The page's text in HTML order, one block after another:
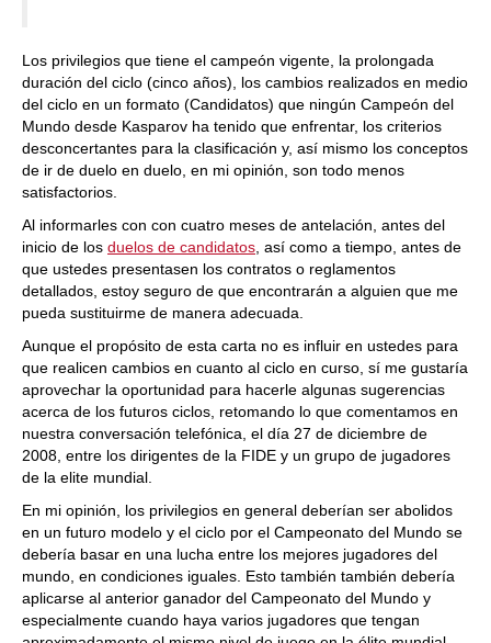
Los privilegios que tiene el campeón vigente, la prolongada
duración del ciclo (cinco años), los cambios realizados en medio
del ciclo en un formato (Candidatos) que ningún Campeón del
Mundo desde Kasparov ha tenido que enfrentar, los criterios
desconcertantes para la clasificación y, así mismo los conceptos
de ir de duelo en duelo, en mi opinión, son todo menos
satisfactorios.
Al informarles con con cuatro meses de antelación, antes del
inicio de los duelos de candidatos , así como a tiempo, antes de
que ustedes presentasen los contratos o reglamentos
detallados, estoy seguro de que encontrarán a alguien que me
pueda sustituirme de manera adecuada.
Aunque el propósito de esta carta no es influir en ustedes para
que realicen cambios en cuanto al ciclo en curso, sí me gustaría
aprovechar la oportunidad para hacerle algunas sugerencias
acerca de los futuros ciclos, retomando lo que comentamos en
nuestra conversación telefónica, el día 27 de diciembre de
2008, entre los dirigentes de la FIDE y un grupo de jugadores
de la elite mundial.
En mi opinión, los privilegios en general deberían ser abolidos
en un futuro modelo y el ciclo por el Campeonato del Mundo se
debería basar en una lucha entre los mejores jugadores del
mundo, en condiciones iguales. Esto también también debería
aplicarse al anterior ganador del Campeonato del Mundo y
especialmente cuando haya varios jugadores que tengan